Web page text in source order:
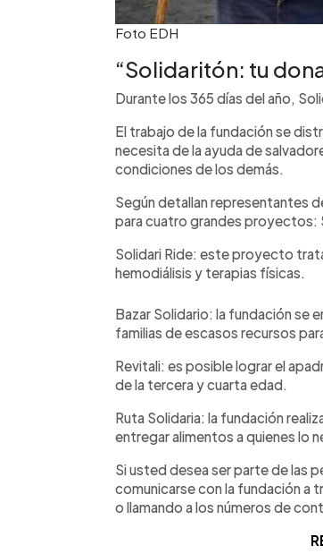
Foto EDH
“Solidaritón: tu
Durante los 365 días del año,
El trabajo de la fundación se
necesita de la ayuda de
condiciones de los demás.
Según detallan representantes
para cuatro grandes proyectos:
Solidari Ride: este proyecto
hemodiálisis y terapias físicas.
Bazar Solidario: la fundación se
familias de escasos recursos
Revitali: es posible lograr el
de la tercera y cuarta edad.
Ruta Solidaria: la fundación
entregar alimentos a quienes lo
Si usted desea ser parte de las
comunicarse con la fundación a
o llamando a los números de